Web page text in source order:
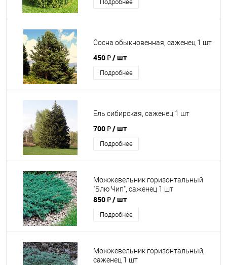
Подробнее
Сосна обыкновенная, саженец 1 шт
450 ₽/ шт
Подробнее
Ель сибирская, саженец 1 шт
700 ₽/ шт
Подробнее
Можжевельник горизонтальный
"Блю Чип", саженец 1 шт
850 ₽/ шт
Подробнее
Можжевельник горизонтальный,
саженец 1 шт